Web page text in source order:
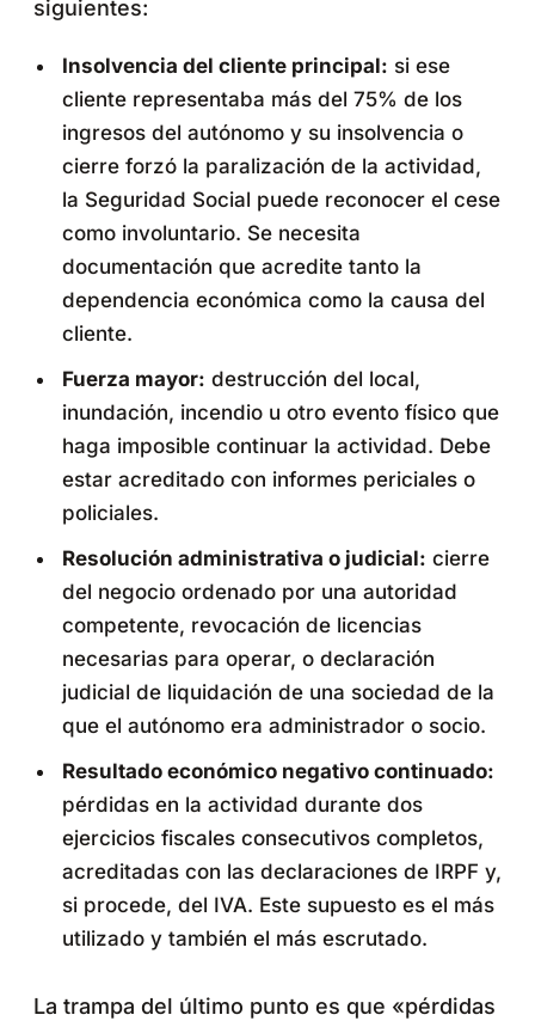
siguientes:
Insolvencia del cliente principal: si ese
cliente representaba más del 75% de los
ingresos del autónomo y su insolvencia o
cierre forzó la paralización de la actividad,
la Seguridad Social puede reconocer el cese
como involuntario. Se necesita
documentación que acredite tanto la
dependencia económica como la causa del
cliente.
Fuerza mayor: destrucción del local,
inundación, incendio u otro evento físico que
haga imposible continuar la actividad. Debe
estar acreditado con informes periciales o
policiales.
Resolución administrativa o judicial: cierre
del negocio ordenado por una autoridad
competente, revocación de licencias
necesarias para operar, o declaración
judicial de liquidación de una sociedad de la
que el autónomo era administrador o socio.
Resultado económico negativo continuado:
pérdidas en la actividad durante dos
ejercicios fiscales consecutivos completos,
acreditadas con las declaraciones de IRPF y,
si procede, del IVA. Este supuesto es el más
utilizado y también el más escrutado.
La trampa del último punto es que «pérdidas